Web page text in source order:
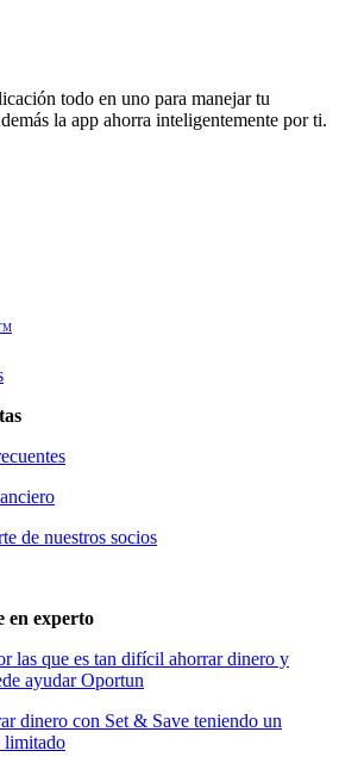
todo en uno para manejar tu
la app ahorra inteligentemente por ti.
de nuestros socios
en experto
las que es tan difícil ahorrar dinero y
ayudar Oportun
dinero con Set & Save teniendo un
limitado